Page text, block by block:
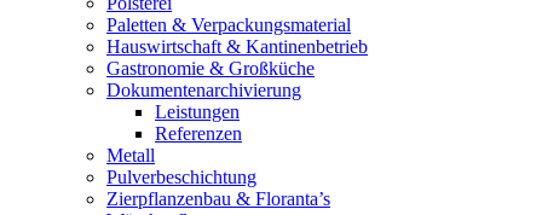
Paletten & Verpackungsmaterial
Hauswirtschaft & Kantinenbetrieb
Gastronomie & Großküche
Dokumentenarchivierung
Leistungen
Referenzen
Metall
Pulverbeschichtung
Zierpflanzenbau & Floranta’s